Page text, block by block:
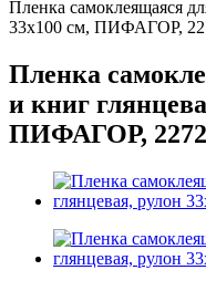
Пленка самоклеящаяся
33х100 см, ПИФАГОР,
Пленка
и книг
ПИФАГОР,